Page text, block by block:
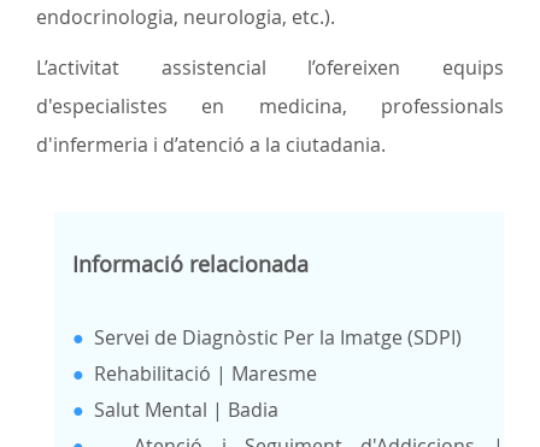
endocrinologia, neurologia, etc.).
L’activitat assistencial l’ofereixen equips
d'especialistes en medicina, professionals
d'infermeria i d’atenció a la ciutadania.
Informació relacionada
● Servei de Diagnòstic Per la Imatge (SDPI)
● Rehabilitació | Maresme
● Salut Mental | Badia